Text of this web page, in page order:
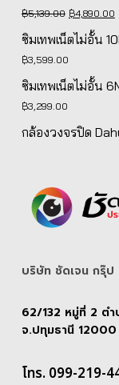
฿4,839.00.
฿5,139.00 Original
price
฿4,890.00
ซิมเทพเน็ตไม่อั้น
฿3,599.00
ซิมเทพเน็ตไม่อั้น
฿3,299.00
กล้องวงจรปิด
บริษัท ชัดเจน กรุ๊ป
62/132 หมู่ที่ 2 ต
จ.ปทุมธานี 12000
โทร. 099-219-